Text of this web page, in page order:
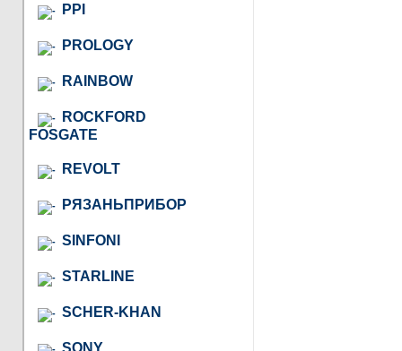
PPI
PROLOGY
RAINBOW
ROCKFORD
FOSGATE
REVOLT
РЯЗАНЬПРИБОР
SINFONI
STARLINE
SCHER-KHAN
SONY